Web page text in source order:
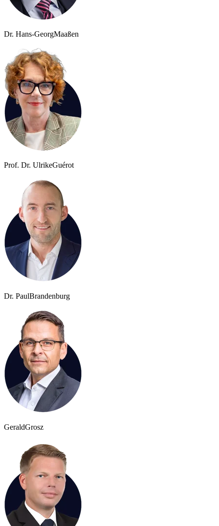
Dr. Hans-GeorgMaaßen
Prof. Dr. UlrikeGuérot
Dr. PaulBrandenburg
GeraldGrosz